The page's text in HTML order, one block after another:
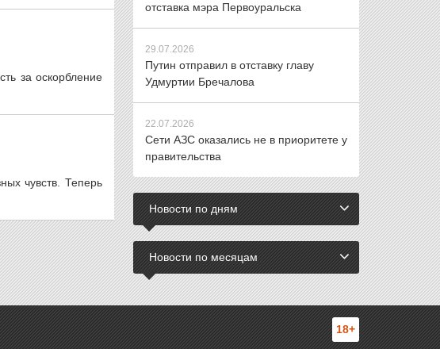
за оскорбление
чувств. Теперь
отставка мэра Первоуральска
29.07.2026
Путин отправил в отставку главу
Удмуртии Бречалова
22.07.2026
Сети АЗС оказались не в приоритете у
правительства
Новости по дням
Новости по месяцам
18+